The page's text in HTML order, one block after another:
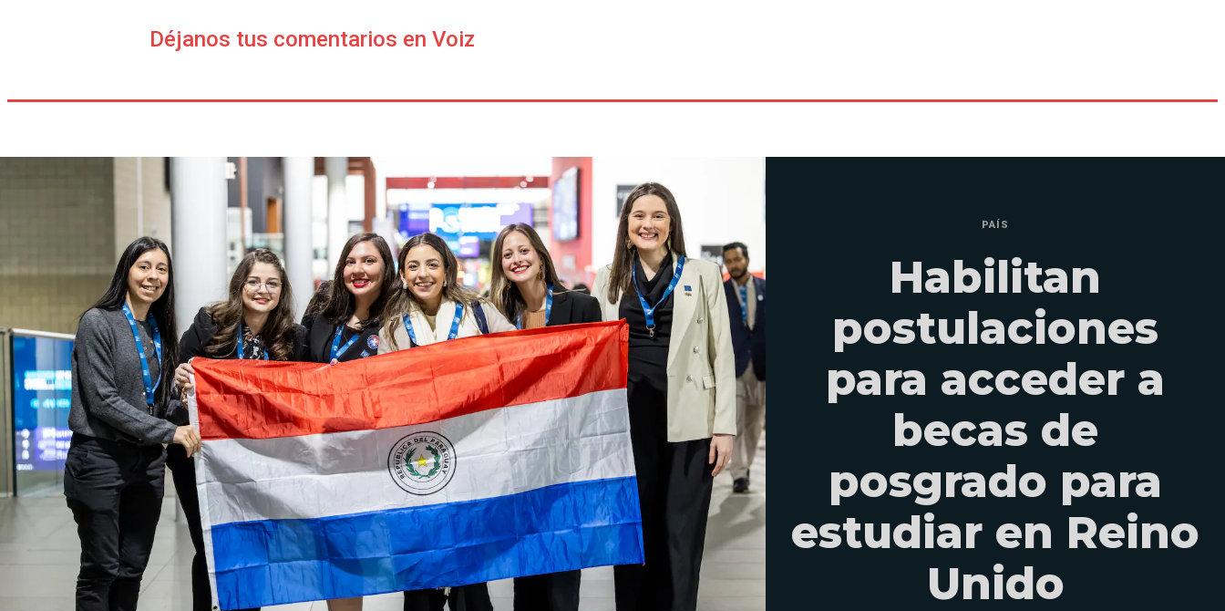
Déjanos tus comentarios en Voiz
PAÍS
Habilitan
postulaciones
para acceder a
becas de
posgrado para
estudiar en Reino
Unido